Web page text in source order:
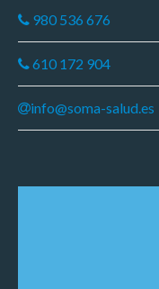
980 536 676
610 172 904
info@soma-salud.es